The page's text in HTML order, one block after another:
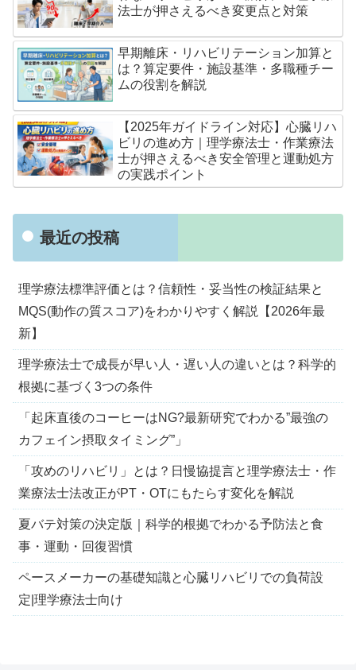
法士が押さえるべき変更点と対策
早期離床・リハビリテーション加算と
は？算定要件・施設基準・多職種チー
ムの役割を解説
【2025年ガイドライン対応】心臓リハ
ビリの進め方｜理学療法士・作業療法
士が押さえるべき安全管理と運動処方
の実践ポイント
最近の投稿
理学療法標準評価とは？信頼性・妥当性の検証結果と
MQS(動作の質スコア)をわかりやすく解説【2026年最
新】
理学療法士で成長が早い人・遅い人の違いとは？科学的
根拠に基づく3つの条件
「起床直後のコーヒーはNG?最新研究でわかる”最強の
カフェイン摂取タイミング”」
「攻めのリハビリ」とは？日慢協提言と理学療法士・作
業療法士法改正がPT・OTにもたらす変化を解説
夏バテ対策の決定版｜科学的根拠でわかる予防法と食
事・運動・回復習慣
ペースメーカーの基礎知識と心臓リハビリでの負荷設
定|理学療法士向け